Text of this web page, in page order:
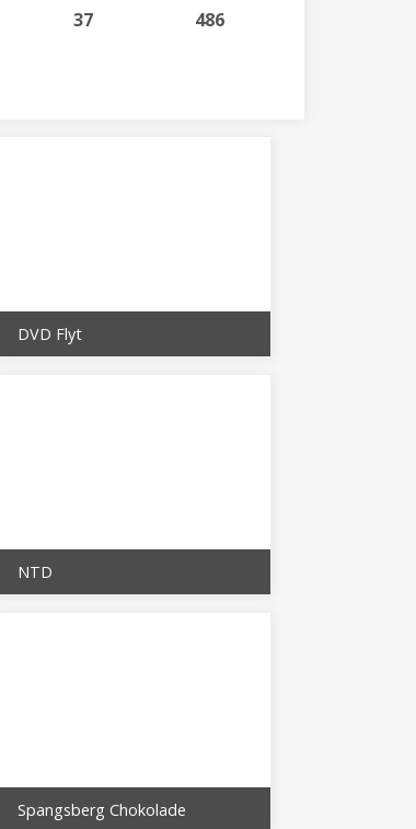
37 486
DVD Flyt
NTD
Spangsberg Chokolade